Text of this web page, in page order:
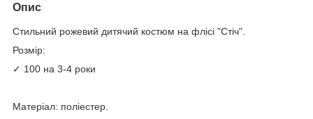
Опис
Стильний рожевий дитячий костюм на флісі "Стіч".
Розмір:
✓ 100 на 3-4 роки
Матеріал: поліестер.